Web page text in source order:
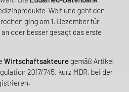
Welt und geht den
ging am 1. Dezember für
oder besser gesagt das erste
Wirtschaftsakteure gemäß Artikel
2017/745, kurz MDR, bei der